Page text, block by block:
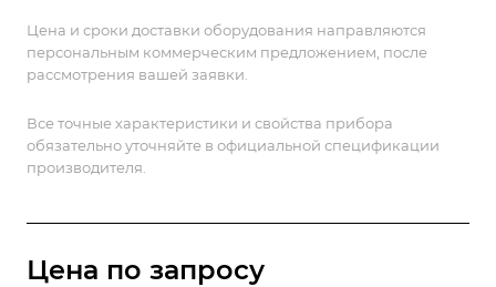
Цена и сроки доставки оборудования направляются
персональным коммерческим предложением, после
рассмотрения вашей заявки.
Все точные характеристики и свойства прибора
обязательно уточняйте в официальной спецификации
производителя.
Цена по запросу